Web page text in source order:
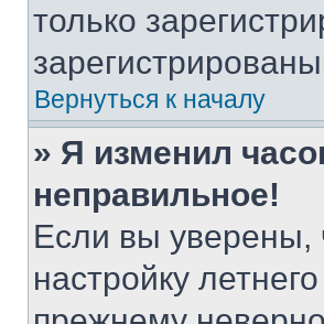
только
Вернуться к началу
» Я изменил
неправильное!
Если вы уверены,
настройку